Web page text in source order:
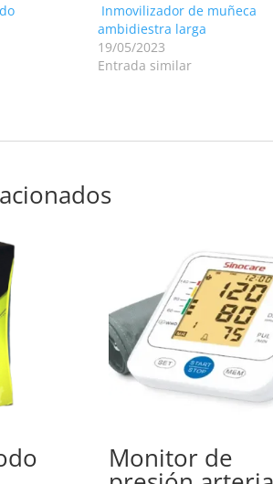
Inmovilizador de muñeca
ambidiestra larga
19/05/2023
Entrada similar
Monitor de